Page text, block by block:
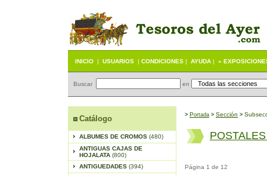
INICIO | USUARIOS | CONDICIONES | AYUDA | «
Buscar en
Catálogo
ALBUMES DE CROMOS (480)
ANTIGUAS CAJAS DE
HOJALATA (800)
ANTIGUEDADES (394)
> Portada > Sección >
Página 1 de 12